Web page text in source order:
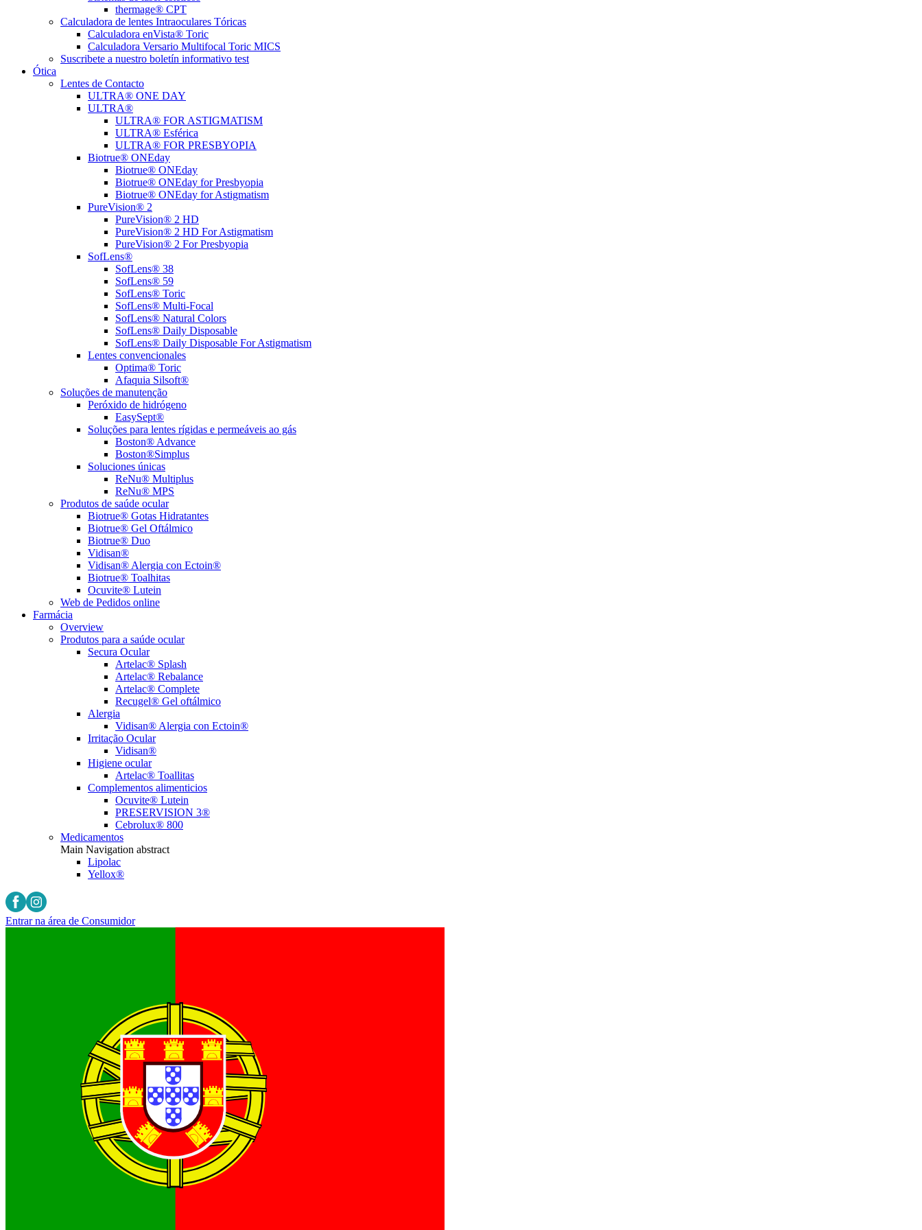
thermage® CPT
Calculadora de lentes Intraoculares Tóricas
Calculadora enVista® Toric
Calculadora Versario Multifocal Toric MICS
Suscribete a nuestro boletín informativo test
Ótica
Lentes de Contacto
ULTRA® ONE DAY
ULTRA®
ULTRA® FOR ASTIGMATISM
ULTRA® Esférica
ULTRA® FOR PRESBYOPIA
Biotrue® ONEday
Biotrue® ONEday
Biotrue® ONEday for Presbyopia
Biotrue® ONEday for Astigmatism
PureVision® 2
PureVision® 2 HD
PureVision® 2 HD For Astigmatism
PureVision® 2 For Presbyopia
SofLens®
SofLens® 38
SofLens® 59
SofLens® Toric
SofLens® Multi-Focal
SofLens® Natural Colors
SofLens® Daily Disposable
SofLens® Daily Disposable For Astigmatism
Lentes convencionales
Optima® Toric
Afaquia Silsoft®
Soluções de manutenção
Peróxido de hidrógeno
EasySept®
Soluções para lentes rígidas e permeáveis ao gás
Boston® Advance
Boston®Simplus
Soluciones únicas
ReNu® Multiplus
ReNu® MPS
Produtos de saúde ocular
Biotrue® Gotas Hidratantes
Biotrue® Gel Oftálmico
Biotrue® Duo
Vidisan®
Vidisan® Alergia con Ectoin®
Biotrue® Toalhitas
Ocuvite® Lutein
Web de Pedidos online
Farmácia
Overview
Produtos para a saúde ocular
Secura Ocular
Artelac® Splash
Artelac® Rebalance
Artelac® Complete
Recugel® Gel oftálmico
Alergia
Vidisan® Alergia con Ectoin®
Irritação Ocular
Vidisan®
Higiene ocular
Artelac® Toallitas
Complementos alimenticios
Ocuvite® Lutein
PRESERVISION 3®
Cebrolux® 800
Medicamentos
Main Navigation abstract
Lipolac
Yellox®
Entrar na área de Consumidor